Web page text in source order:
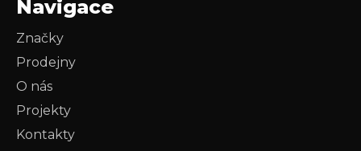
Navigace
Značky
Prodejny
O nás
Projekty
Kontakty